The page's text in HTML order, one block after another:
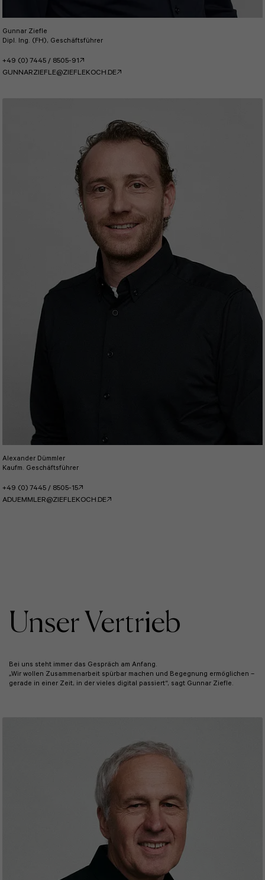
Gunnar Ziefle
Dipl. Ing. (FH), Geschäftsführer
+49 (0) 7445 / 8505-91
GUNNARZIEFLE@ZIEFLEKOCH.DE
Alexander Dümmler
Kaufm. Geschäftsführer
+49 (0) 7445 / 8505-15
ADUEMMLER@ZIEFLEKOCH.DE
Unser Vertrieb
Bei uns steht immer das Gespräch am Anfang.
„Wir wollen Zusammenarbeit spürbar machen und Begegnung ermöglichen –
gerade in einer Zeit, in der vieles digital passiert“, sagt Gunnar Ziefle.